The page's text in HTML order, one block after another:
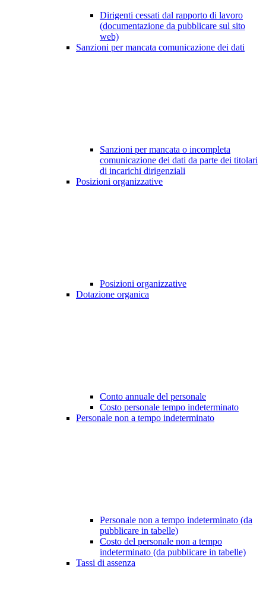
Dirigenti cessati dal rapporto di lavoro
(documentazione da pubblicare sul sito
web)
Sanzioni per mancata comunicazione dei dati
Sanzioni per mancata o incompleta
comunicazione dei dati da parte dei titolari
di incarichi dirigenziali
Posizioni organizzative
Posizioni organizzative
Dotazione organica
Conto annuale del personale
Costo personale tempo indeterminato
Personale non a tempo indeterminato
Personale non a tempo indeterminato (da
pubblicare in tabelle)
Costo del personale non a tempo
indeterminato (da pubblicare in tabelle)
Tassi di assenza